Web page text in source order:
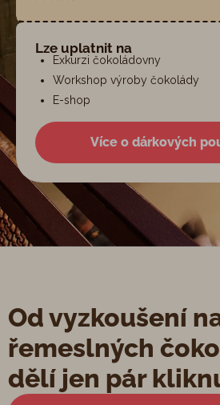
Lze uplatnit na
Exkurzi čokoládovny
Workshop výroby čokolády
E-shop
Více o dárkových
Od vyzkoušení
řemeslných
dělí jen pár